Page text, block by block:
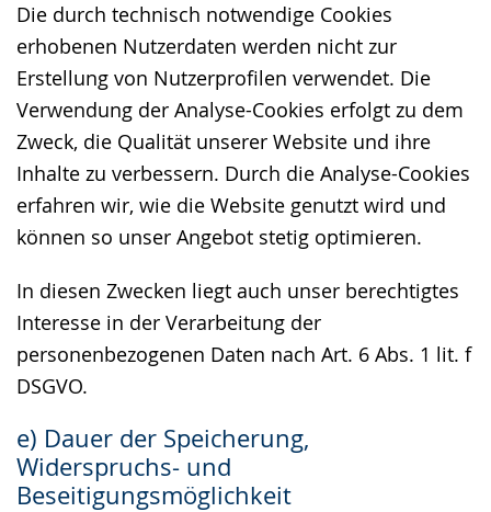
Die durch technisch notwendige Cookies
erhobenen Nutzerdaten werden nicht zur
Erstellung von Nutzerprofilen verwendet. Die
Verwendung der Analyse-Cookies erfolgt zu dem
Zweck, die Qualität unserer Website und ihre
Inhalte zu verbessern. Durch die Analyse-Cookies
erfahren wir, wie die Website genutzt wird und
können so unser Angebot stetig optimieren.
In diesen Zwecken liegt auch unser berechtigtes
Interesse in der Verarbeitung der
personenbezogenen Daten nach Art. 6 Abs. 1 lit. f
DSGVO.
e) Dauer der Speicherung,
Widerspruchs- und
Beseitigungsmöglichkeit